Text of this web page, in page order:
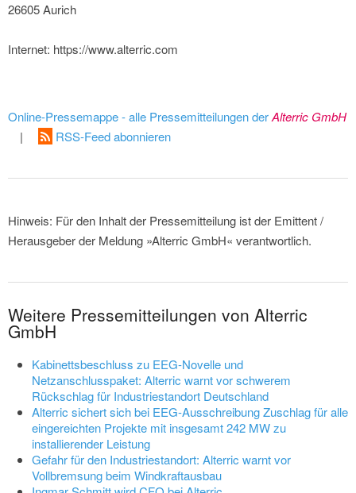
26605 Aurich
Internet: https://www.alterric.com
Online-Pressemappe - alle Pressemitteilungen derAlterric GmbH
|
RSS-Feed abonnieren
Hinweis: Für den Inhalt der Pressemitteilung ist der Emittent /
Herausgeber der Meldung »Alterric GmbH« verantwortlich.
Weitere Pressemitteilungen von Alterric
GmbH
Kabinettsbeschluss zu EEG-Novelle und
Netzanschlusspaket: Alterric warnt vor schwerem
Rückschlag für Industriestandort Deutschland
Alterric sichert sich bei EEG-Ausschreibung Zuschlag für alle
eingereichten Projekte mit insgesamt 242 MW zu
installierender Leistung
Gefahr für den Industriestandort: Alterric warnt vor
Vollbremsung beim Windkraftausbau